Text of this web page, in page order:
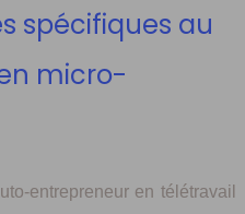
spécifiques au
micro-
entrepreneur en télétravail